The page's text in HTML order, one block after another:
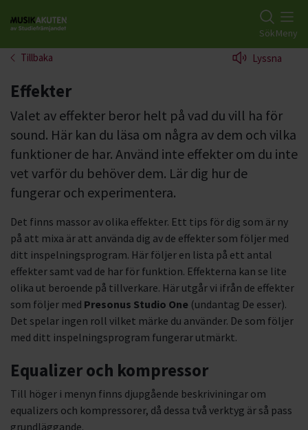
Gå till studiefrämjandets startsida SökMeny
Tillbaka Lyssna
Effekter
Valet av effekter beror helt på vad du vill ha för
sound. Här kan du läsa om några av dem och vilka
funktioner de har. Använd inte effekter om du inte
vet varför du behöver dem. Lär dig hur de
fungerar och experimentera.
Det finns massor av olika effekter. Ett tips för dig som är ny
på att mixa är att använda dig av de effekter som följer med
ditt inspelningsprogram. Här följer en lista på ett antal
effekter samt vad de har för funktion. Effekterna kan se lite
olika ut beroende på tillverkare. Här utgår vi ifrån de effekter
som följer med Presonus Studio One (undantag De esser).
Det spelar ingen roll vilket märke du använder. De som följer
med ditt inspelningsprogram fungerar utmärkt.
Equalizer och kompressor
Till höger i menyn finns djupgående beskriviningar om
equalizers och kompressorer, då dessa två verktyg är så pass
grundläggande.